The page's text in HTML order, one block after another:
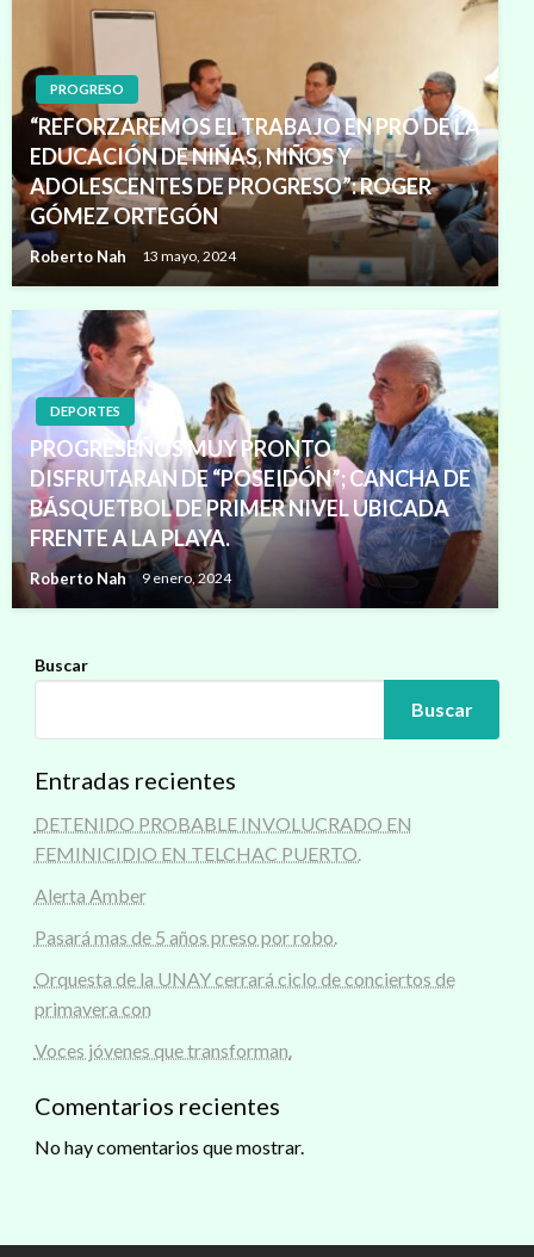
PROGRESO
“REFORZAREMOS EL TRABAJO EN PRO DE LA
EDUCACIÓN DE NIÑAS, NIÑOS Y
ADOLESCENTES DE PROGRESO”: ROGER
GÓMEZ ORTEGÓN
Roberto Nah 13 mayo, 2024
DEPORTES
PROGRESEÑOS MUY PRONTO
DISFRUTARAN DE “POSEIDÓN”; CANCHA DE
BÁSQUETBOL DE PRIMER NIVEL UBICADA
FRENTE A LA PLAYA.
Roberto Nah 9 enero, 2024
Buscar
Buscar
Entradas recientes
DETENIDO PROBABLE INVOLUCRADO EN
FEMINICIDIO EN TELCHAC PUERTO.
Alerta Amber
Pasará mas de 5 años preso por robo.
Orquesta de la UNAY cerrará ciclo de conciertos de
primavera con
Voces jóvenes que transforman.
Comentarios recientes
No hay comentarios que mostrar.